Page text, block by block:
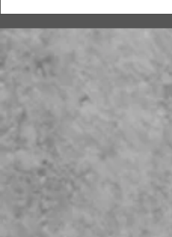
Entrevista do Rock Mania
com Michael Kiske
repercute em mais de 40
sites de 15 países e 3